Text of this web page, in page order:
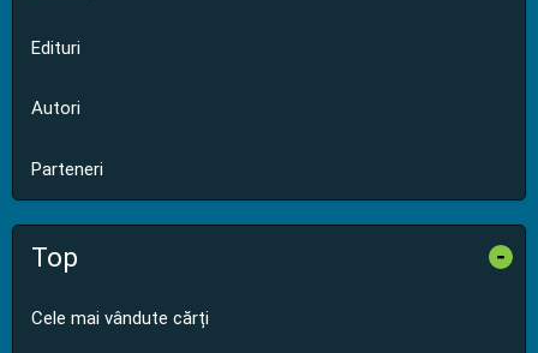
Edituri
Autori
Parteneri
Top -
Cele mai vândute cărți